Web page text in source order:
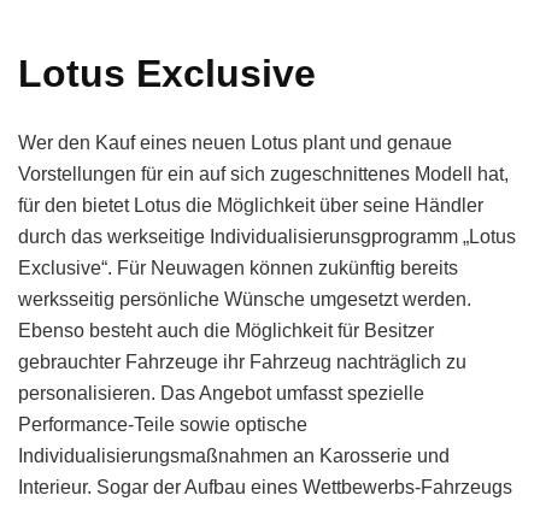
Lotus Exclusive
Wer den Kauf eines neuen Lotus plant und genaue
Vorstellungen für ein auf sich zugeschnittenes Modell hat,
für den bietet Lotus die Möglichkeit über seine Händler
durch das werkseitige Individualisierunsgprogramm „Lotus
Exclusive“. Für Neuwagen können zukünftig bereits
werksseitig persönliche Wünsche umgesetzt werden.
Ebenso besteht auch die Möglichkeit für Besitzer
gebrauchter Fahrzeuge ihr Fahrzeug nachträglich zu
personalisieren. Das Angebot umfasst spezielle
Performance-Teile sowie optische
Individualisierungsmaßnahmen an Karosserie und
Interieur. Sogar der Aufbau eines Wettbewerbs-Fahrzeugs